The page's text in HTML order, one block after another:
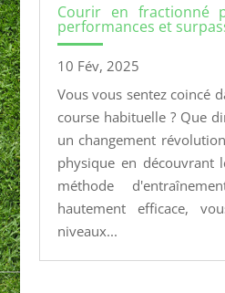
Courir en fractionné
performances et
10 Fév, 2025
Vous vous sentez coincé
course habituelle ? Que
un changement
physique en découvrant
méthode
hautement efficace,
niveaux...